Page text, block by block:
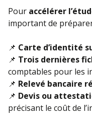
Pour accélérer
important de
📌 Carte d’identité
📌 Trois dernières
comptables pour les
📌 Relevé bancaire
📌 Devis ou
précisant le coût de